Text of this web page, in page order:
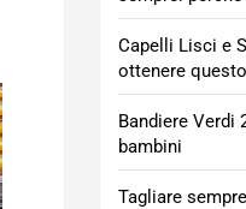
Capelli Lisci e
ottenere
Bandiere Verdi
bambini
Tagliare